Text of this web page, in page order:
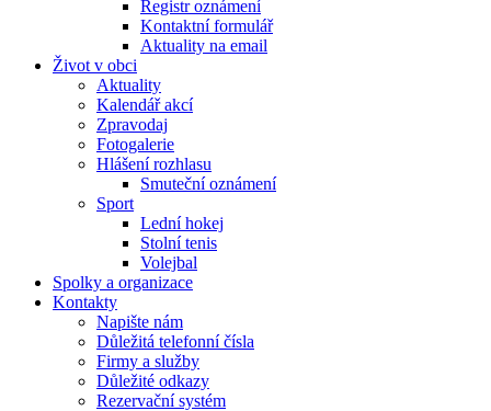
Registr oznámení
Kontaktní formulář
Aktuality na email
Život v obci
Aktuality
Kalendář akcí
Zpravodaj
Fotogalerie
Hlášení rozhlasu
Smuteční oznámení
Sport
Lední hokej
Stolní tenis
Volejbal
Spolky a organizace
Kontakty
Napište nám
Důležitá telefonní čísla
Firmy a služby
Důležité odkazy
Rezervační systém